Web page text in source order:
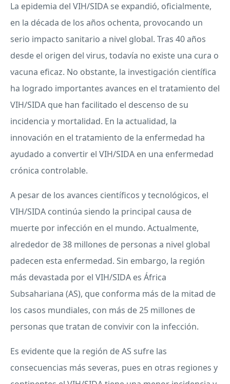
La epidemia del VIH/SIDAse expandió, oficialmente,
en la década de los años ochenta, provocando un
serio impacto sanitario a nivel global. Tras 40 años
desde el origen del virus, todavía no existe una cura o
vacuna eficaz. No obstante, la investigación científica
ha logrado importantes avances en el tratamiento del
VIH/SIDA que han facilitado el descenso de su
incidencia y mortalidad. En la actualidad, la
innovación en el tratamiento de la enfermedad ha
ayudado a convertir el VIH/SIDA en una enfermedad
crónica controlable.
A pesar de los avances científicos y tecnológicos, el
VIH/SIDA continúa siendo la principal causa de
muerte por infección en el mundo. Actualmente,
alrededor de 38 millones de personas a nivel global
padecen esta enfermedad. Sin embargo, la región
más devastada por el VIH/SIDA es África
Subsahariana (AS), que conforma más de la mitad de
los casos mundiales, con más de 25 millones de
personas que tratan de convivir con la infección.
Es evidente que la región de AS sufre las
consecuencias más severas, pues en otras regiones y